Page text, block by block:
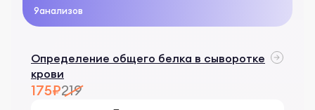
9анализов
Определение общего белка в сыворотке
крови
175₽219